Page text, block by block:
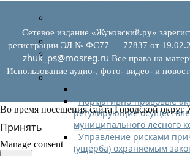
заседатели
Служба судебных приставов
Муниципальный контроль на
автомобильном транспорте
Муниципальный лесной
Нормативно-правовые
регулирующие
муниципального лесного
Управление рисками
(ущерба) охраняемым
Сетевое издание «Жуковский.ру»
регистрации ЭЛ № ФС77 — 77837 от
zhuk_ps@mosreg.ru Все права на
Использование аудио-, фото- видео- и
Во время посещения сайта Городской
Принять
Manage consent